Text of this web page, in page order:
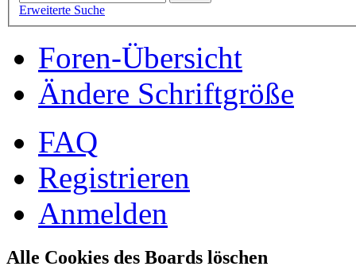
Erweiterte Suche
Foren-Übersicht
Ändere Schriftgröße
FAQ
Registrieren
Anmelden
Alle Cookies des Boards löschen